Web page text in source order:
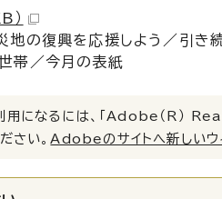
）
地の復興を応援しよう／引き
帯／今月の表紙
になるには、「Adobe（R）
さい。 Adobeのサイトへ新しいウ